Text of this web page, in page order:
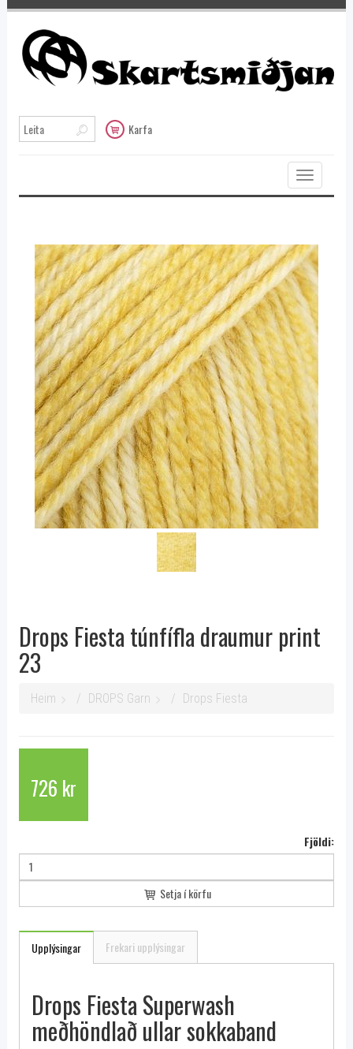
Karfa
Toggle
navigation
Drops Fiesta túnfífla draumur print
23
Heim DROPS Garn Drops Fiesta
726 kr
Fjöldi:
Setja í körfu
Upplýsingar Frekari upplýsingar
Drops Fiesta Superwash
meðhöndlað ullar sokkaband